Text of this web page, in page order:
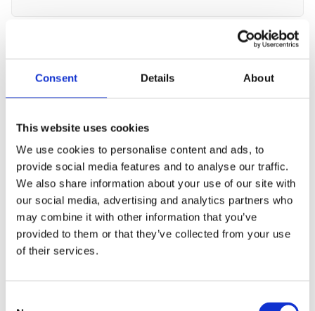
Consent Details About
This website uses cookies
We use cookies to personalise content and ads, to
provide social media features and to analyse our traffic.
We also share information about your use of our site with
our social media, advertising and analytics partners who
may combine it with other information that you’ve
provided to them or that they’ve collected from your use
of their services.
del inversor
una correcta alineación entre inversores y
promotores.
3
Información clara y
transparente
Tendrás acceso a todos los datos